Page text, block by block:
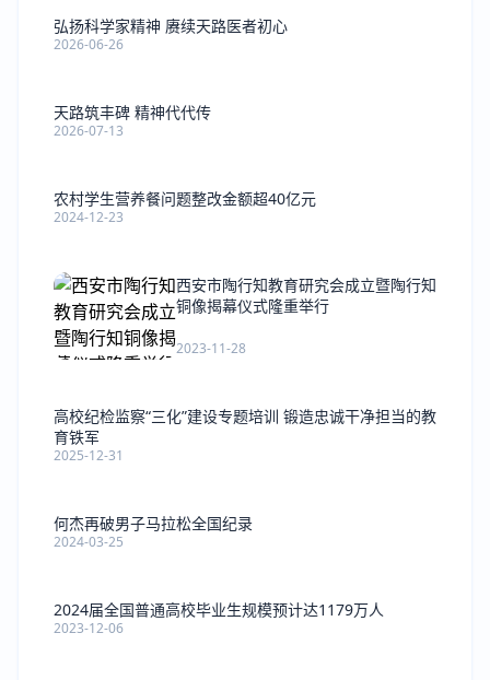
弘扬科学家精神 赓续天路医者初心
2026-06-26
天路筑丰碑 精神代代传
2026-07-13
农村学生营养餐问题整改金额超40亿元
2024-12-23
西安市陶行知教育研究会成立暨陶行知
铜像揭幕仪式隆重举行
2023-11-28
高校纪检监察“三化”建设专题培训 锻造忠诚干净担当的教
育铁军
2025-12-31
何杰再破男子马拉松全国纪录
2024-03-25
2024届全国普通高校毕业生规模预计达1179万人
2023-12-06